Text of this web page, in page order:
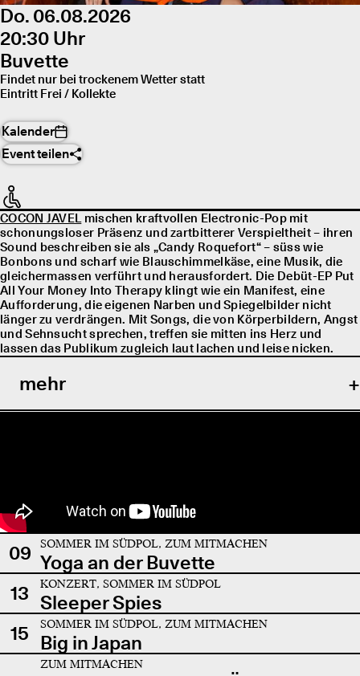
Do. 06.08.2026
20:30 Uhr
Buvette
Findet nur bei trockenem Wetter statt
Eintritt Frei / Kollekte
Kalender
Event teilen
COCON JAVELmischen kraftvollen Electronic-Pop mit
schonungsloser Präsenz und zartbitterer Verspieltheit – ihren
Sound beschreiben sie als „Candy Roquefort“ – süss wie
Bonbons und scharf wie Blauschimmelkäse, eine Musik, die
gleichermassen verführt und herausfordert. Die Debüt-EP Put
All Your Money Into Therapy klingt wie ein Manifest, eine
Aufforderung, die eigenen Narben und Spiegelbilder nicht
länger zu verdrängen. Mit Songs, die von Körperbildern, Angst
und Sehnsucht sprechen, treffen sie mitten ins Herz und
lassen das Publikum zugleich laut lachen und leise nicken.
mehr
09 SOMMER IM SÜDPOL, ZUM MITMACHEN
Yoga an der Buvette
13
KONZERT, SOMMER IM SÜDPOL
Sleeper Spies
15
SOMMER IM SÜDPOL, ZUM MITMACHEN
Big in Japan
ZUM MITMACHEN